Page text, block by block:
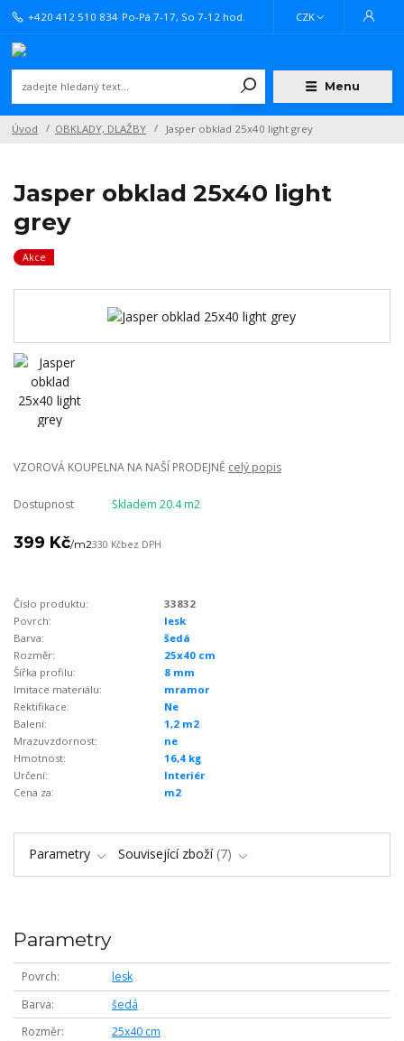
Menu
CZK
+420 412 510 834 Po-Pá 7-17, So 7-12 hod.
Úvod OBKLADY, DLAŽBY Jasper obklad 25x40 light grey
Jasper obklad 25x40 light
grey
Akce
VZOROVÁ KOUPELNA NA NAŠÍ PRODEJNĚ celý popis
Dostupnost Skladem 20.4 m2
399 Kč/m2330 Kčbez DPH
Číslo produktu:
33832
Povrch:
lesk
Barva:
šedá
Rozměr:
25x40 cm
Šířka profilu:
8 mm
Imitace materiálu:
mramor
Rektifikace:
Ne
Balení:
1,2 m2
Mrazuvzdornost:
ne
Hmotnost:
16,4 kg
Určení:
Interiér
Cena za:
m2
Parametry Související zboží 7
Parametry
Povrch
lesk
Barva
šedá
Rozměr
25x40 cm